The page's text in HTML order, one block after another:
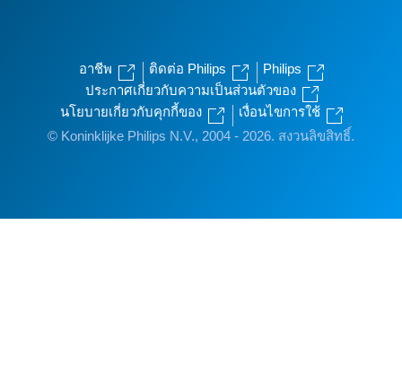
อาชีพ ติดต่อ Philips
Philips
ประกาศเกี่ยวกับความเป็นส่วนตัวของ
นโยบายเกี่ยวกับคุกกี้ของ
เงื่อนไขการใช้
© Koninklijke Philips N.V., 2004 - 2026. สงวนลิขสิทธิ์.